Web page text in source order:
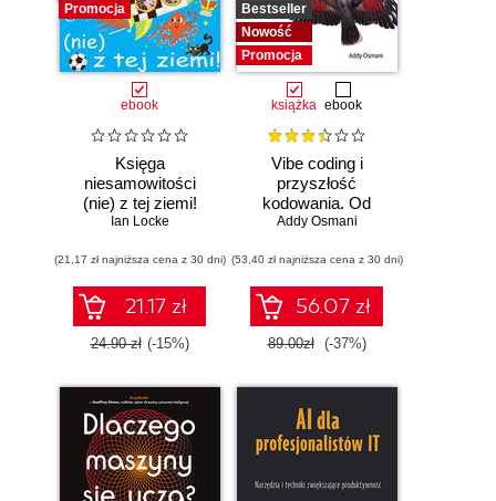
Promocja
ebook
Księga
niesamowitości
(nie) z tej ziemi!
Księga faktów
niezwykłych
Ian Locke
(21,17 zł najniższa cena z 30 dni)
21.17 zł
24.90 zł (-15%)
Bestseller
Nowość
Promocja
książka ebook
Vibe coding i
przyszłość
kodowania. Od
programisty do
Addy Osmani
(53,40 zł najniższa cena z 30 dni)
56.07 zł
89.00zł (-37%)